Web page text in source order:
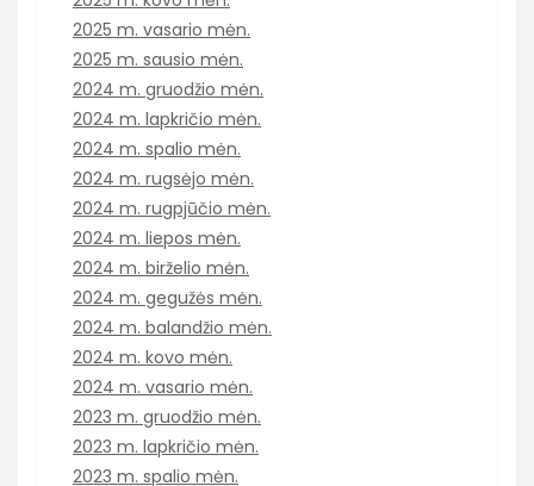
2025 m. vasario mėn.
2025 m. sausio mėn.
2024 m. gruodžio mėn.
2024 m. lapkričio mėn.
2024 m. spalio mėn.
2024 m. rugsėjo mėn.
2024 m. rugpjūčio mėn.
2024 m. liepos mėn.
2024 m. birželio mėn.
2024 m. gegužės mėn.
2024 m. balandžio mėn.
2024 m. kovo mėn.
2024 m. vasario mėn.
2023 m. gruodžio mėn.
2023 m. lapkričio mėn.
2023 m. spalio mėn.